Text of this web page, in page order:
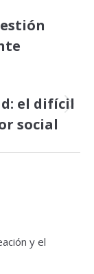
el difícil
social
y el